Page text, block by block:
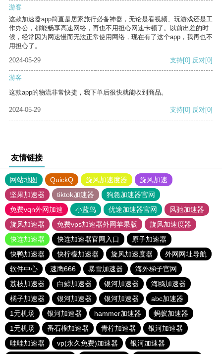
游客
这款加速器app简直是居家旅行必备神器，无论是看视频、玩游戏还是工
作办公，都能畅享高速网络，再也不用担心网速卡顿了。以前出差的时
候，经常因为网速慢而无法正常使用网络，现在有了这个app，我再也不
用担心了。
2024-05-29
支持[0] 反对[0]
游客
这款app的物流非常快捷，我下单后很快就能收到商品。
2024-05-29 支持[0] 反对[0]
友情链接
网站地图 QuickQ 旋风加速度器
旋风加速
坚果加速器
tiktok加速器
狗急加速器官网
免费vqn外网加速
小蓝鸟 优途加速器官网
风驰加速器
旋风加速器
免费vps加速器外网苹果版
旋风加速度器
快连加速器
快连加速器官网入口
原子加速器
快鸭加速器
快柠檬加速器 旋风加速度器
外网网址导航
软件中心
速鹰666 暴雪加速器
海外梯子官网
荔枝加速器
白鲸加速器 银河加速器
海鸥加速器
橘子加速器
银河加速器 银河加速器
abc加速器
1元机场
银河加速器 hammer加速器
蚂蚁加速器
1元机场
番石榴加速器 青柠加速器
银河加速器
哇哇加速器
vp(永久免费)加速器 银河加速器